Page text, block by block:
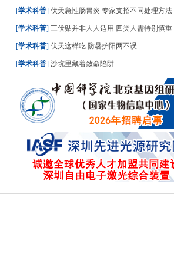
[学术科普] 伏天急性肠胃炎 专家支招不同处理方法
[学术科普] 三伏贴并非人人适用 四类人需特别慎重
[学术科普] 伏天这样吃 防暑护阳两不误
[学术科普] 沙坑里藏着致命陷阱